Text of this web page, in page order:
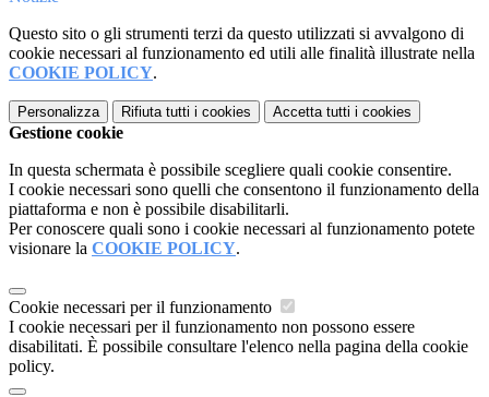
Questo sito o gli strumenti terzi da questo utilizzati si avvalgono di
cookie necessari al funzionamento ed utili alle finalità illustrate nella
COOKIE POLICY.
Personalizza Rifiuta tutti i cookies Accetta tutti i cookies
Gestione cookie
In questa schermata è possibile scegliere quali cookie consentire.
I cookie necessari sono quelli che consentono il funzionamento della
piattaforma e non è possibile disabilitarli.
Per conoscere quali sono i cookie necessari al funzionamento potete
visionare la COOKIE POLICY.
Cookie necessari per il funzionamento
I cookie necessari per il funzionamento non possono essere
disabilitati. È possibile consultare l'elenco nella pagina della cookie
policy.